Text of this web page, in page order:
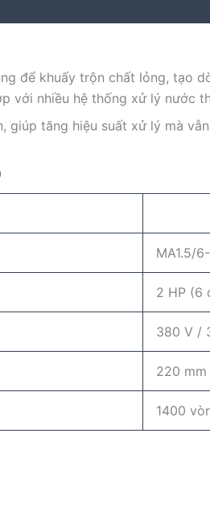
để khuấy trộn chất lỏng, tạo
với nhiều hệ thống xử lý nước
giúp tăng hiệu suất xử lý mà
MA1.5/
2 HP (6
380 V /
220 mm
1400